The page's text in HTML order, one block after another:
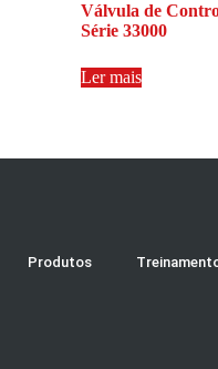
Válvula de
Série 33000
Ler mais
Produtos